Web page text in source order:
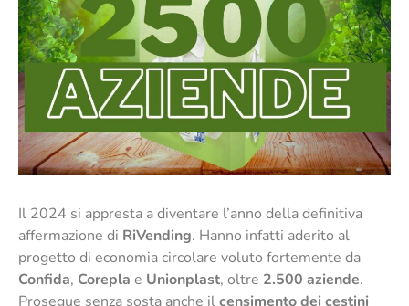
Il 2024 si appresta a diventare l’anno della definitiva
affermazione di RiVending. Hanno infatti aderito al
progetto di economia circolare voluto fortemente da
Confida, Corepla e Unionplast, oltre 2.500 aziende.
Prosegue senza sosta anche ilcensimento dei cestini